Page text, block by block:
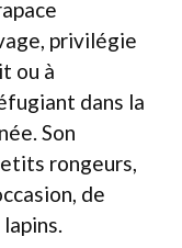
privilégie
ou à
dans la
Son
rongeurs,
de